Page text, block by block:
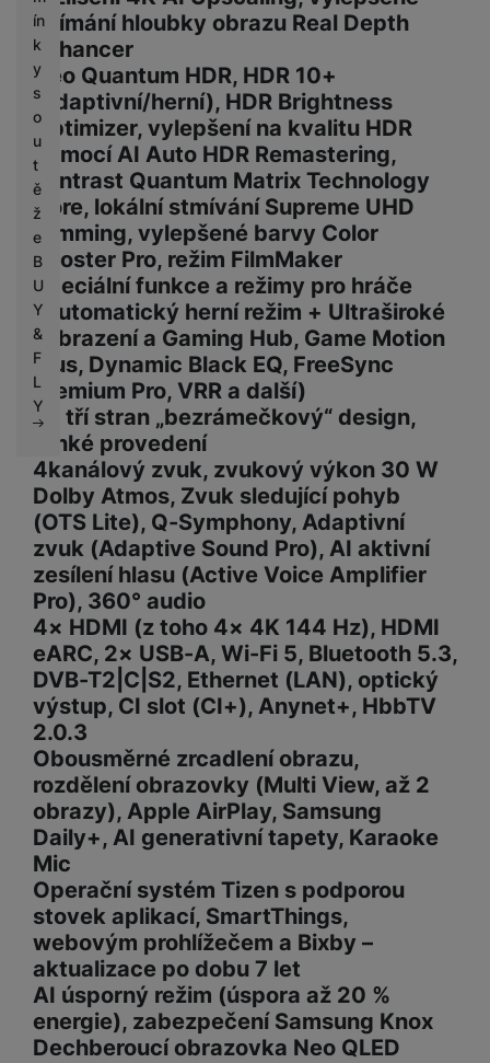
ín
k
y
s
o
u
t
ě
ž
e
B
U
Y
&
F
L
Y
vnímání hloubky obrazu Real Depth
Enhancer
Neo Quantum HDR, HDR 10+
(adaptivní/herní), HDR Brightness
Optimizer, vylepšení na kvalitu HDR
pomocí AI Auto HDR Remastering,
kontrast Quantum Matrix Technology
Core, lokální stmívání Supreme UHD
Dimming, vylepšené barvy Color
Booster Pro, režim FilmMaker
Speciální funkce a režimy pro hráče
(Automatický herní režim + Ultraširoké
zobrazení a Gaming Hub, Game Motion
Plus, Dynamic Black EQ, FreeSync
Premium Pro, VRR a další)
Ze tří stran „bezrámečkový“ design,
tenké provedení
4kanálový zvuk, zvukový výkon 30 W
Dolby Atmos, Zvuk sledující pohyb
(OTS Lite), Q-Symphony, Adaptivní
zvuk (Adaptive Sound Pro), AI aktivní
zesílení hlasu (Active Voice Amplifier
Pro), 360° audio
4× HDMI (z toho 4× 4K 144 Hz), HDMI
eARC, 2× USB-A, Wi-Fi 5, Bluetooth 5.3,
DVB-T2|C|S2, Ethernet (LAN), optický
výstup, CI slot (CI+), Anynet+, HbbTV
2.0.3
Obousměrné zrcadlení obrazu,
rozdělení obrazovky (Multi View, až 2
obrazy), Apple AirPlay, Samsung
Daily+, AI generativní tapety, Karaoke
Mic
Operační systém Tizen s podporou
stovek aplikací, SmartThings,
webovým prohlížečem a Bixby –
aktualizace po dobu 7 let
AI úsporný režim (úspora až 20 %
energie), zabezpečení Samsung Knox
Dechberoucí obrazovka Neo QLED